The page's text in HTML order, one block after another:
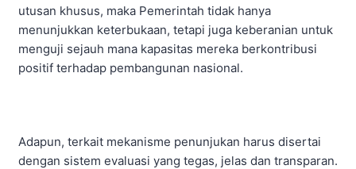
utusan khusus, maka Pemerintah tidak hanya
menunjukkan keterbukaan, tetapi juga keberanian untuk
menguji sejauh mana kapasitas mereka berkontribusi
positif terhadap pembangunan nasional.
Adapun, terkait mekanisme penunjukan harus disertai
dengan sistem evaluasi yang tegas, jelas dan transparan.